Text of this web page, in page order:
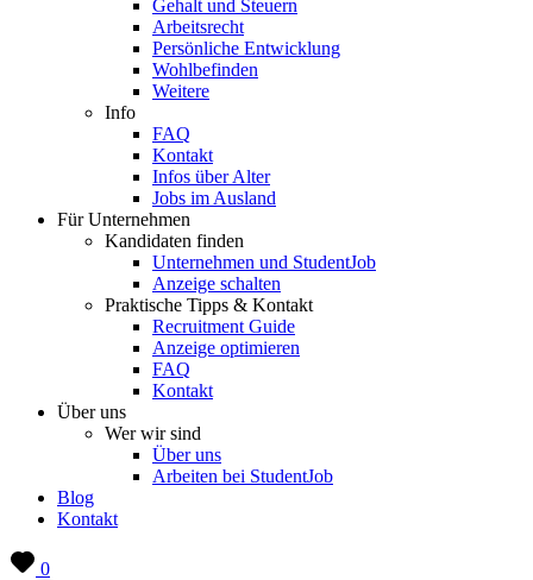
Gehalt und Steuern
Arbeitsrecht
Persönliche Entwicklung
Wohlbefinden
Weitere
Info
FAQ
Kontakt
Infos über Alter
Jobs im Ausland
Für Unternehmen
Kandidaten finden
Unternehmen und StudentJob
Anzeige schalten
Praktische Tipps & Kontakt
Recruitment Guide
Anzeige optimieren
FAQ
Kontakt
Über uns
Wer wir sind
Über uns
Arbeiten bei StudentJob
Blog
Kontakt
0